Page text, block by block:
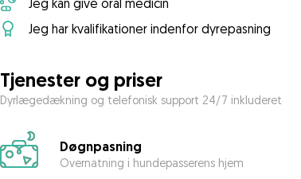
Jeg kan give oral medicin
Jeg har kvalifikationer indenfor dyrepasning
Tjenester og priser
Dyrlægedækning og telefonisk support 24/7 inkluderet
Døgnpasning
Overnatning i hundepasserens hjem